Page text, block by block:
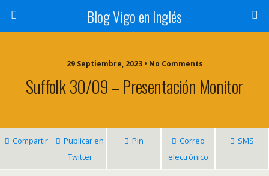
Blog Vigo en Inglés
29 Septiembre, 2023 • No Comments
Suffolk 30/09 – Presentación Monitor
Compartir
Publicar en
Twitter
Pin
Correo
electrónico
SMS